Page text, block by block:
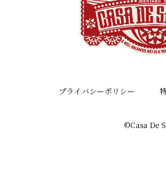
プライバシーポリシー
©︎Casa De